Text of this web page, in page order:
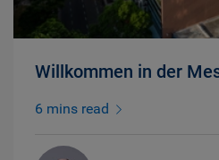
Willkommen in der
6 mins read